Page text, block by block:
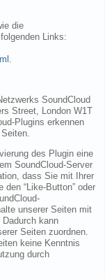
die
Links:
SoundCloud
Street, London W1T
Plugins erkennen
des Plugin eine
SoundCloud-Server
dass Sie mit Ihrer
den “Like-Button” oder
unserer Seiten mit
Dadurch kann
Seiten zuordnen.
keine Kenntnis
durch